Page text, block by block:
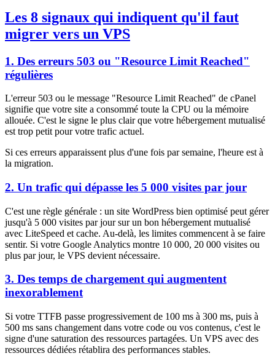
Les 8 signaux qui indiquent qu'il faut
migrer vers un VPS
1. Des erreurs 503 ou "Resource Limit Reached"
régulières
L'erreur 503 ou le message "Resource Limit Reached" de cPanel
signifie que votre site a consommé toute la CPU ou la mémoire
allouée. C'est le signe le plus clair que votre hébergement mutualisé
est trop petit pour votre trafic actuel.
Si ces erreurs apparaissent plus d'une fois par semaine, l'heure est à
la migration.
2. Un trafic qui dépasse les 5 000 visites par jour
C'est une règle générale : un site WordPress bien optimisé peut gérer
jusqu'à 5 000 visites par jour sur un bon hébergement mutualisé
avec LiteSpeed et cache. Au-delà, les limites commencent à se faire
sentir. Si votre Google Analytics montre 10 000, 20 000 visites ou
plus par jour, le VPS devient nécessaire.
3. Des temps de chargement qui augmentent
inexorablement
Si votre TTFB passe progressivement de 100 ms à 300 ms, puis à
500 ms sans changement dans votre code ou vos contenus, c'est le
signe d'une saturation des ressources partagées. Un VPS avec des
ressources dédiées rétablira des performances stables.